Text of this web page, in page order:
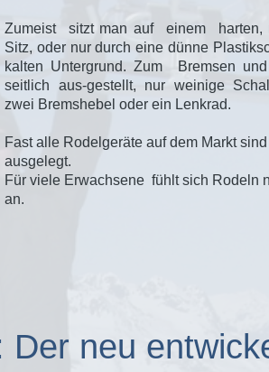
Zumeist sitzt man auf einem harten,
Sitz, oder nur durch eine dünne
kalten Untergrund. Zum Bremsen
seitlich aus-gestellt, nur weinige
zwei Bremshebel oder ein Lenkrad.
Fast alle Rodelgeräte auf dem Markt
ausgelegt.
Für viele Erwachsene fühlt sich Rodeln
an.
neu